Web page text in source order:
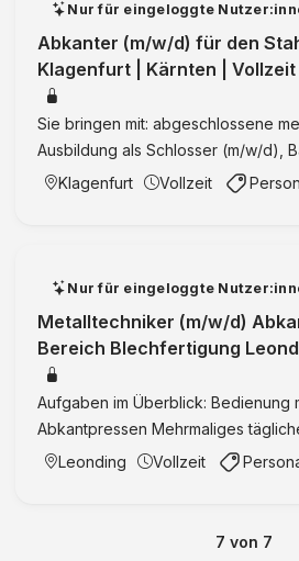
Nur für eingeloggte
Abkanter (m/w/d) für den
Klagenfurt | Kärnten | Vollzeit |
IntegrationID:35924
Sie bringen mit: abgeschlossene
Ausbildung als Schlosser (m/w/d),
Maschinenbautechniker (m/w/d),
Klagenfurt Vollzeit
Nur für eingeloggte
Metalltechniker (m/w/d)
Bereich Blechfertigung
Oberösterreich | Vollzeit |
Aufgaben im Überblick: Bedienung
Abkantpressen Mehrmaliges
Maschinen je nach
Abarbeiten von
Leonding Vollzeit
7 von 7